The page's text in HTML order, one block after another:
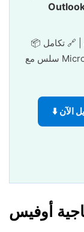
📦 احصل على جميع أدوات 5 في حزمة واحدة | 🔗 تكامل
سلس مع Microsoft Office | ⚡ وقت الحفظ وعزّز إنتاجيتك
الآن
أوفيس